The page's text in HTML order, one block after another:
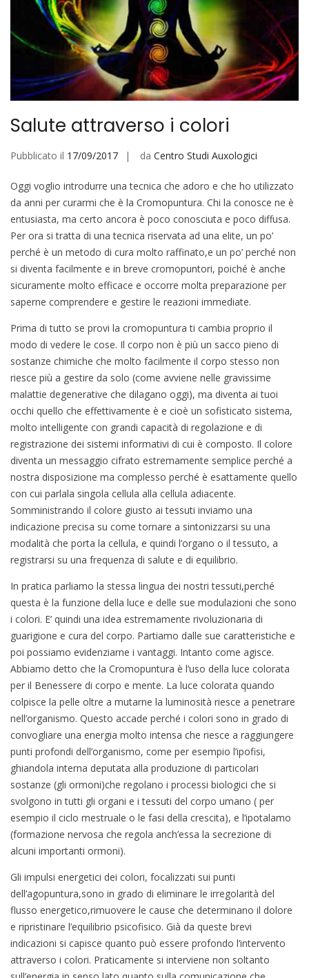
Salute attraverso i colori
Pubblicato il 17/09/2017 da Centro Studi Auxologici
Oggi voglio introdurre una tecnica che adoro e che ho utilizzato
da anni per curarmi che è la Cromopuntura. Chi la conosce ne è
entusiasta, ma certo ancora è poco conosciuta e poco diffusa.
Per ora si tratta di una tecnica riservata ad una elite, un po’
perché è un metodo di cura molto raffinato,e un po’ perché non
si diventa facilmente e in breve cromopuntori, poiché è anche
sicuramente molto efficace e occorre molta preparazione per
saperne comprendere e gestire le reazioni immediate.
Prima di tutto se provi la cromopuntura ti cambia proprio il
modo di vedere le cose. Il corpo non è più un sacco pieno di
sostanze chimiche che molto facilmente il corpo stesso non
riesce più a gestire da solo (come avviene nelle gravissime
malattie degenerative che dilagano oggi), ma diventa ai tuoi
occhi quello che effettivamente è e cioè un sofisticato sistema,
molto intelligente con grandi capacità di regolazione e di
registrazione dei sistemi informativi di cui è composto. Il colore
diventa un messaggio cifrato estremamente semplice perché a
nostra disposizione ma complesso perché è esattamente quello
con cui parlala singola cellula alla cellula adiacente.
Somministrando il colore giusto ai tessuti inviamo una
indicazione precisa su come tornare a sintonizzarsi su una
modalità che porta la cellula, e quindi l’organo o il tessuto, a
registrarsi su una frequenza di salute e di equilibrio.
In pratica parliamo la stessa lingua dei nostri tessuti,perché
questa è la funzione della luce e delle sue modulazioni che sono
i colori. E’ quindi una idea estremamente rivoluzionaria di
guarigione e cura del corpo. Partiamo dalle sue caratteristiche e
poi possiamo evidenziarne i vantaggi. Intanto come agisce.
Abbiamo detto che la Cromopuntura è l’uso della luce colorata
per il Benessere di corpo e mente. La luce colorata quando
colpisce la pelle oltre a mutarne la luminosità riesce a penetrare
nell’organismo. Questo accade perché i colori sono in grado di
convogliare una energia molto intensa che riesce a raggiungere
punti profondi dell’organismo, come per esempio l’ipofisi,
ghiandola interna deputata alla produzione di particolari
sostanze (gli ormoni)che regolano i processi biologici che si
svolgono in tutti gli organi e i tessuti del corpo umano ( per
esempio il ciclo mestruale o le fasi della crescita), e l’ipotalamo
(formazione nervosa che regola anch’essa la secrezione di
alcuni importanti ormoni).
Gli impulsi energetici dei colori, focalizzati sui punti
dell’agopuntura,sono in grado di eliminare le irregolarità del
flusso energetico,rimuovere le cause che determinano il dolore
e ripristinare l’equilibrio psicofisico. Già da queste brevi
indicazioni si capisce quanto può essere profondo l’intervento
attraverso i colori. Praticamente si interviene non soltanto